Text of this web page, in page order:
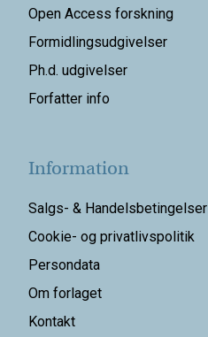
Open Access forskning
Formidlingsudgivelser
Ph.d. udgivelser
Forfatter info
Information
Salgs- & Handelsbetingelser
Cookie- og privatlivspolitik
Persondata
Om forlaget
Kontakt